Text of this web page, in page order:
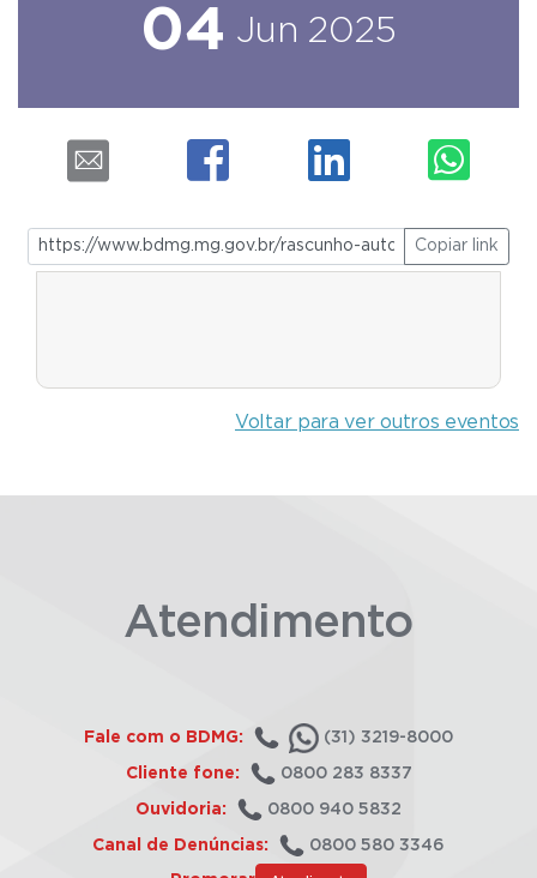
04 Jun 2025
Copiar link
Voltar para ver outros eventos
Atendimento
Fale com o BDMG: (31) 3219-8000
Cliente fone: 0800 283 8337
Ouvidoria: 0800 940 5832
Canal de Denúncias: 0800 580 3346